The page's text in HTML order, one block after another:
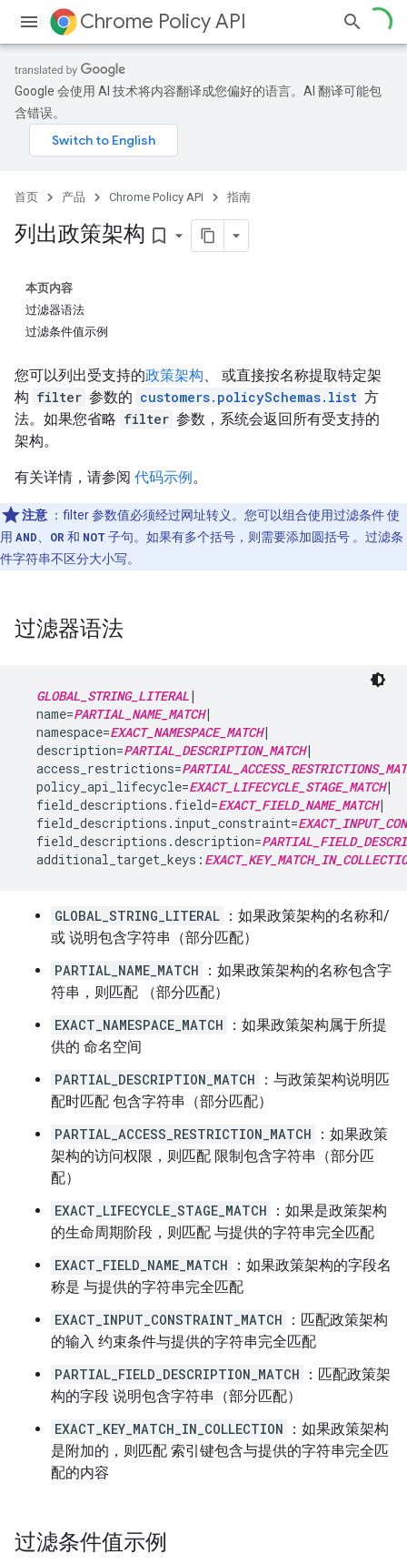
Chrome Policy API
Google 会使用 AI 技术将内容翻译成您偏好的语言。AI 翻译可能包
含错误。
首页 产品 Chrome Policy API 指南
列出政策架构 bookmark_border
本页内容
过滤器语法
过滤条件值示例
您可以列出受支持的政策架构、 或直接按名称提取特定架
构 filter 参数的 customers.policySchemas.list 方
法。如果您省略 filter 参数，系统会返回所有受支持的
架构。
有关详情，请参阅 代码示例。
注意 ：filter 参数值必须经过网址转义。您可以组合使用过滤条件 使
用 AND OR 和 NOT 子句。如果有多个括号，则需要添加圆括号 。过滤条
件字符串不区分大小写。
过滤器语法
GLOBAL_STRING_LITERAL|
  name=
PARTIAL_NAME_MATCH|
  namespace=
EXACT_NAMESPACE_MATCH|
  description=
PARTIAL_DESCRIPTION_MATCH|
  access_restrictions=
  policy_api_lifecycle=
EXACT_LIFECYCLE_STAGE_MATCH|
  field_descriptions.field=
EXACT_FIELD_NAME_MATCH|
  field_descriptions.input_constraint=
  field_descriptions.description=
  additional_target_keys:
GLOBAL_STRING_LITERAL ：如果政策架构的名称和/
或 说明包含字符串（部分匹配）
PARTIAL_NAME_MATCH
：如果政策架构的名称包含字
符串，则匹配 （部分匹配）
EXACT_NAMESPACE_MATCH
：如果政策架构属于所提
供的 命名空间
PARTIAL_DESCRIPTION_MATCH
：与政策架构说明匹
配时匹配 包含字符串（部分匹配）
PARTIAL_ACCESS_RESTRICTION_MATCH
：如果政策
架构的访问权限，则匹配 限制包含字符串（部分匹
配）
EXACT_LIFECYCLE_STAGE_MATCH
：如果是政策架构
的生命周期阶段，则匹配 与提供的字符串完全匹配
EXACT_FIELD_NAME_MATCH
：如果政策架构的字段名
称是 与提供的字符串完全匹配
EXACT_INPUT_CONSTRAINT_MATCH
：匹配政策架构
的输入 约束条件与提供的字符串完全匹配
PARTIAL_FIELD_DESCRIPTION_MATCH
：匹配政策架
构的字段 说明包含字符串（部分匹配）
EXACT_KEY_MATCH_IN_COLLECTION
：如果政策架构
是附加的，则匹配 索引键包含与提供的字符串完全匹
配的内容
过滤条件值示例